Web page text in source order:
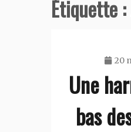
Étiquette :
20
Une
bas